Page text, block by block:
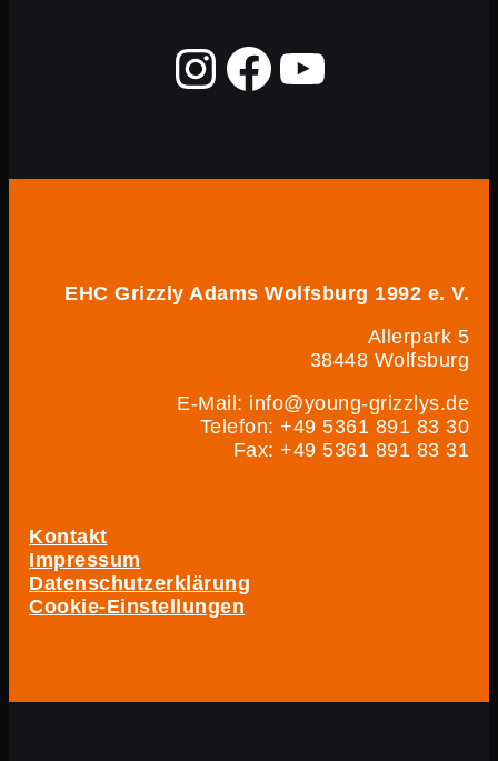
EHC Grizzly Adams Wolfsburg 1992 e. V.
Allerpark 5
38448 Wolfsburg
E-Mail: info@young-grizzlys.de
Telefon: +49 5361 891 83 30
Fax: +49 5361 891 83 31
Kontakt
Impressum
Datenschutzerklärung
Cookie-Einstellungen